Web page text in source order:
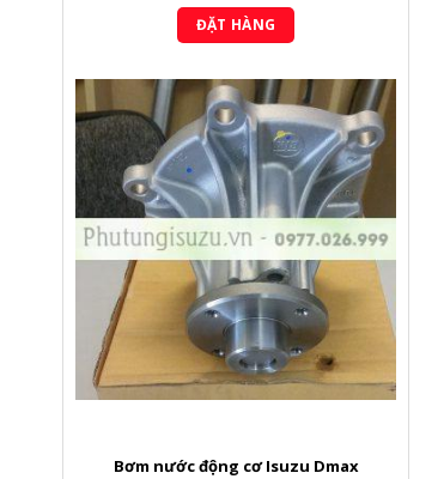
ĐẶT HÀNG
Bơm nước động cơ Isuzu Dmax